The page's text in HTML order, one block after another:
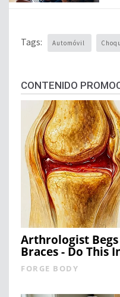
Tags: Automóvil
CONTENIDO
Arthrologist Begs
Braces - Do This
FORGE BODY